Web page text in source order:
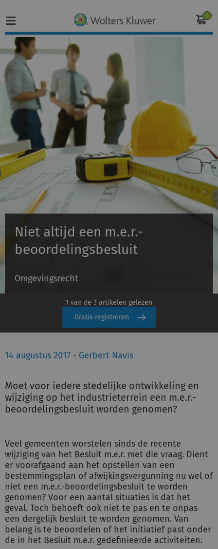
0
Home
Vakgebieden
Producten
Opleidingen
Juridisch advies
Inloggen
Niet altijd een m.e.r.-
beoordelingsbesluit
Omgevingsrecht
1 van de 3 artikelen gelezen
Gratis registreren
14 augustus 2017 - Gerbert Navis
Moet voor iedere stedelijke ontwikkeling en
wijziging op het industrieterrein een m.e.r.-
beoordelingsbesluit worden genomen?
Veel gemeenten worstelen sinds de recente
wijziging van het Besluit m.e.r. met die vraag. Dient
er voorafgaand aan het opstellen van een
bestemmingsplan of afwijkingsvergunning nu wel of
niet een m.e.r.-beoordelingsbesluit te worden
genomen? Voor een aantal situaties is dat het
geval. Toch behoeft ook niet te pas en te onpas
een dergelijk besluit te worden genomen. Van
belang is te beoordelen of het initiatief past onder
de in het Besluit m.e.r. gedefinieerde activiteiten.